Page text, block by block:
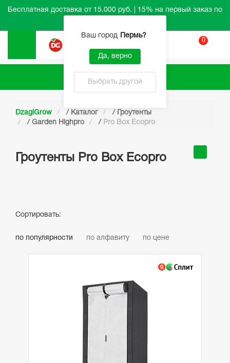
Бесплатная доставка от 15.000 руб. | 15% на первый заказ по
Ваш город Пермь?
Да, верно
Выбрать другой
0
Каталог
DzagiGrow / Каталог / Гроутенты
/ Garden Highpro / Pro Box Ecopro
Гроутенты Pro Box Ecopro
Сортировать:
по популярности по алфавиту по цене